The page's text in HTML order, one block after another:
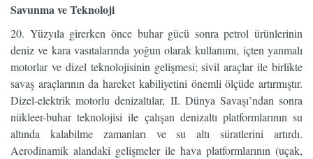
Savunma ve Teknoloji
20. Yüzyıla girerken önce buhar gücü sonra petrol ürünlerinin
deniz ve kara vasıtalarında yoğun olarak kullanımı, içten yanmalı
motorlar ve dizel teknolojisinin gelişmesi; sivil araçlar ile birlikte
savaş araçlarının da hareket kabiliyetini önemli ölçüde artırmıştır.
Dizel-elektrik motorlu denizaltılar, II. Dünya Savaşı’ndan sonra
nükleer-buhar teknolojisi ile çalışan denizaltı platformlarının su
altında kalabilme zamanları ve su altı süratlerini artırdı.
Aerodinamik alandaki gelişmeler ile hava platformlarının (uçak,